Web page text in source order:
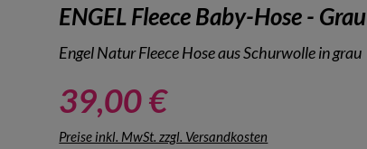
ENGEL Fleece Baby-Hose - Grau
Engel Natur Fleece Hose aus Schurwolle in grau
39,00 €
Preise inkl. MwSt. zzgl. Versandkosten